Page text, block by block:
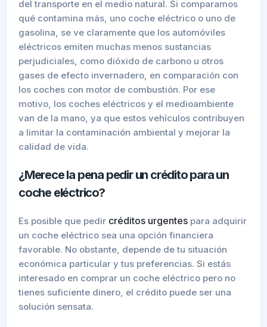
del transporte en el medio natural. Si comparamos
qué contamina más, uno coche eléctrico o uno de
gasolina, se ve claramente que los automóviles
eléctricos emiten muchas menos sustancias
perjudiciales, como dióxido de carbono u otros
gases de efecto invernadero, en comparación con
los coches con motor de combustión. Por ese
motivo, los coches eléctricos y el medioambiente
van de la mano, ya que estos vehículos contribuyen
a limitar la contaminación ambiental y mejorar la
calidad de vida.
¿Merece la pena pedir un crédito para un
coche eléctrico?
Es posible que pedir créditos urgentes para adquirir
un coche eléctrico sea una opción financiera
favorable. No obstante, depende de tu situación
económica particular y tus preferencias. Si estás
interesado en comprar un coche eléctrico pero no
tienes suficiente dinero, el crédito puede ser una
solución sensata.